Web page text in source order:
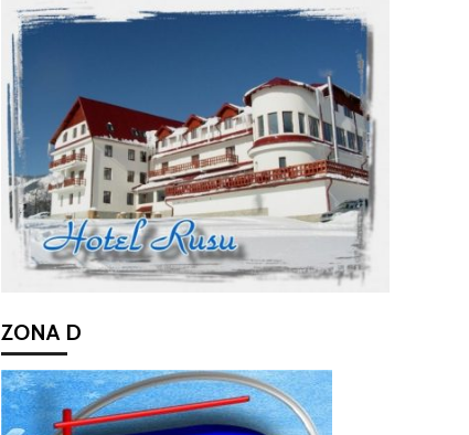
ZONA D